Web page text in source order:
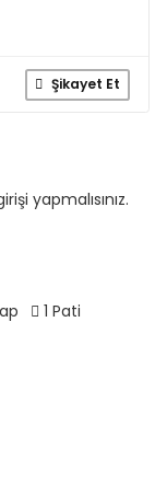
Şikayet Et
yapmalısınız.
1 Pati